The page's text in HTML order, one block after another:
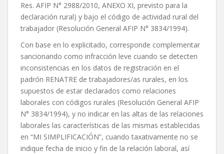
Res. AFIP N° 2988/2010, ANEXO XI, previsto para la
declaración rural) y bajo el código de actividad rural del
trabajador (Resolución General AFIP N° 3834/1994).
Con base en lo explicitado, corresponde complementar
sancionando como infracción leve cuando se detecten
inconsistencias en los datos de registración en el
padrón RENATRE de trabajadores/as rurales, en los
supuestos de estar declarados como relaciones
laborales con códigos rurales (Resolución General AFIP
N° 3834/1994), y no indicar en las altas de las relaciones
laborales las características de las mismas establecidas
en “MI SIMPLIFICACIÓN”, cuando taxativamente no se
indique fecha de inicio y fin de la relación laboral, así